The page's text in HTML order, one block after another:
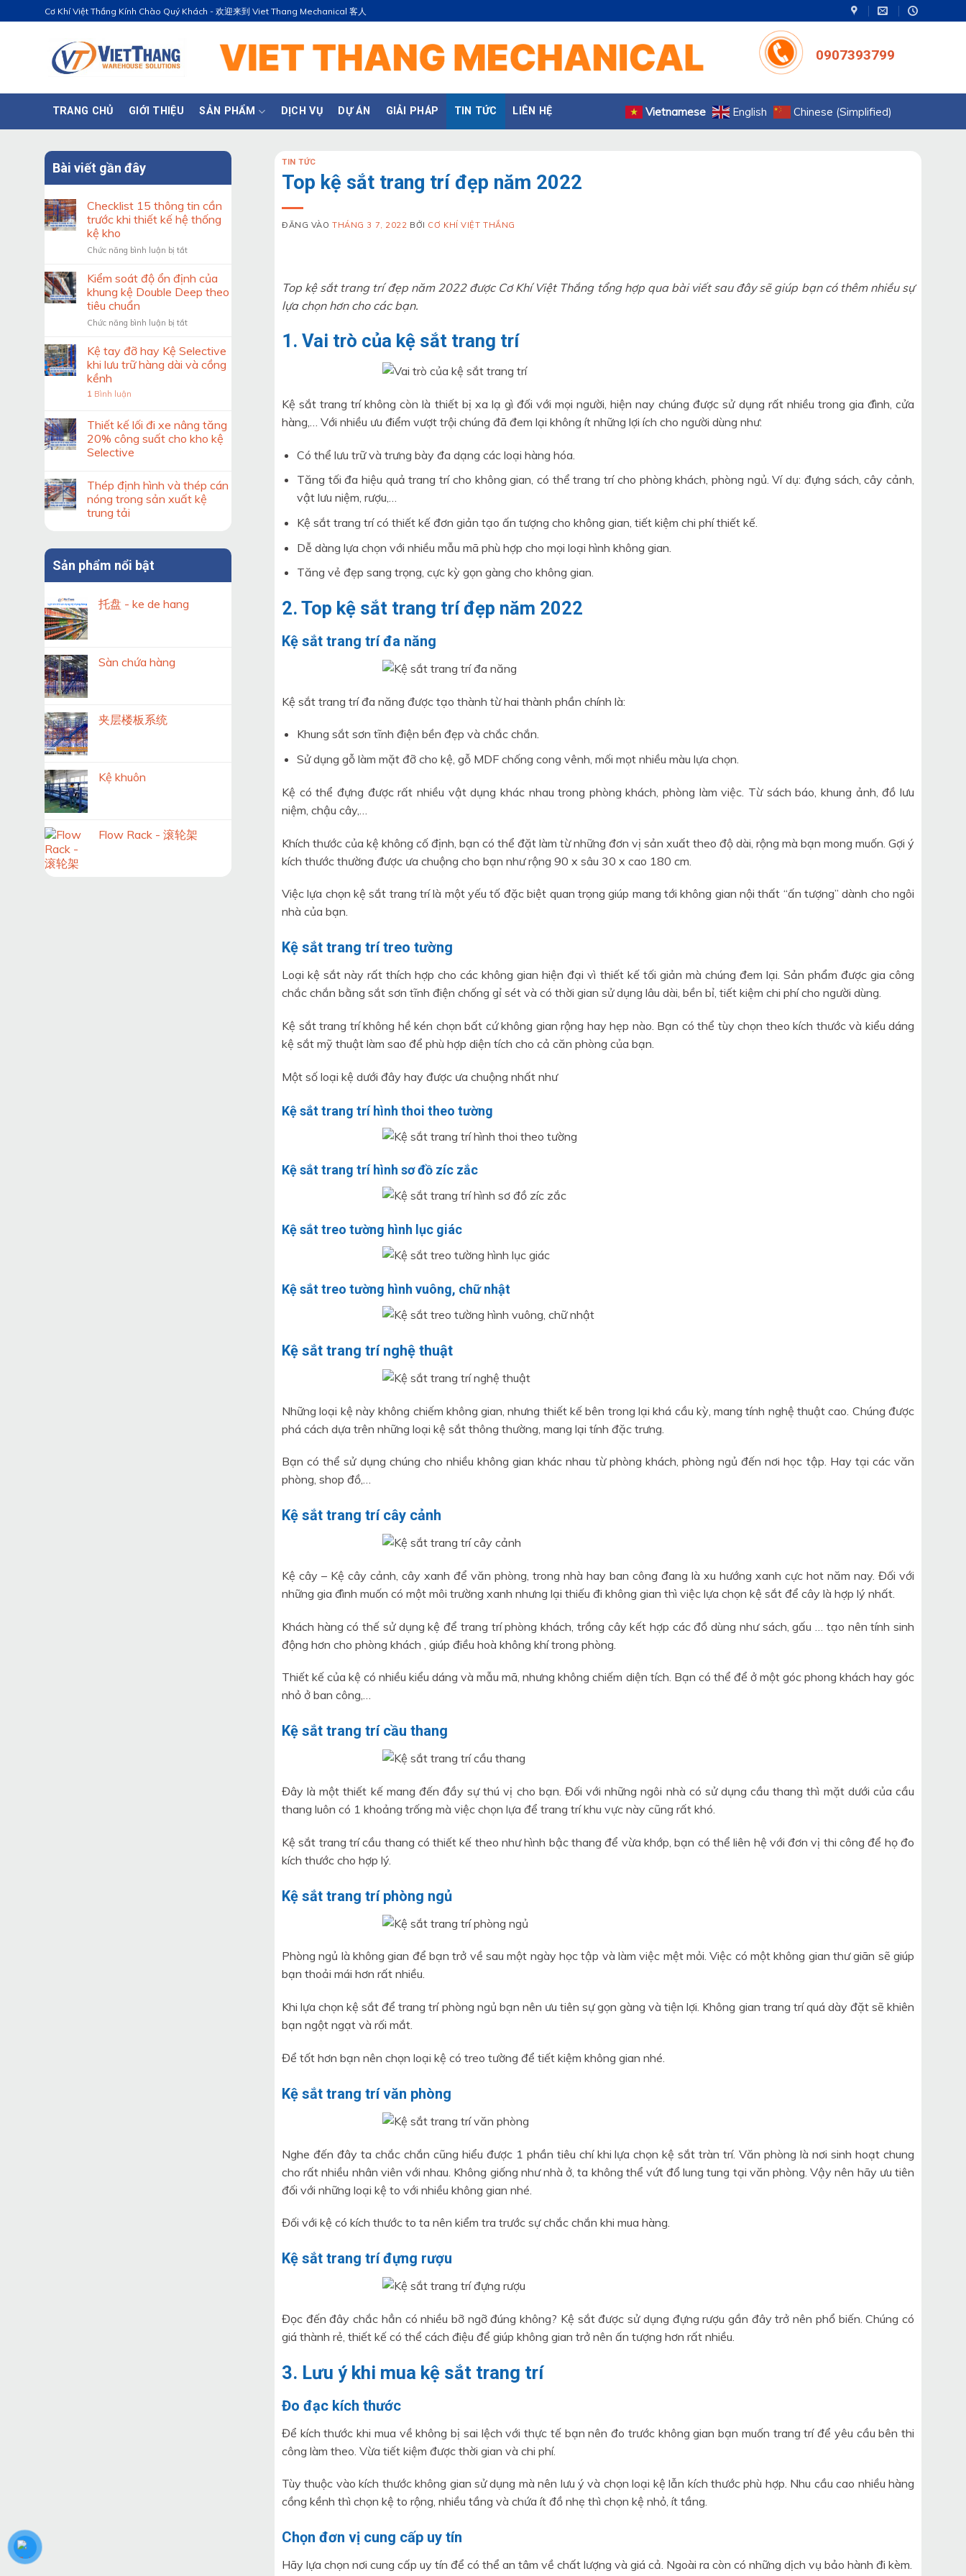
qua
Cơ Khí Việt Thắng Kính Chào Quý Khách - 欢迎来到 Viet Thang Mechanical 客人
0907393799
TRANG CHỦ GIỚI THIỆU SẢN PHẨM DỊCH VỤ DỰ ÁN GIẢI PHÁP TIN TỨC LIÊN HỆ Vietnamese English Chinese (Simplified)
Bài viết gần đây
Checklist 15 thông tin cần
trước khi thiết kế hệ thống
kệ kho
Chức năng bình luận bị tắtở
15
thông
tin
trước
thiết
kế
hệ
Kiểm soát độ ổn định của
khung kệ Double Deep theo
tiêu chuẩn
Chức năng bình luận bị tắtở
soát
độ
ổn
Double
Deep
chuẩn
Kệ tay đỡ hay Kệ Selective
khi lưu trữ hàng dài và cồng
kềnh
1 Bình luận
Thiết kế lối đi xe nâng tăng
20% công suất cho kho kệ
Selective
Thép định hình và thép cán
nóng trong sản xuất kệ
trung tải
Sản phẩm nổi bật
托盘 - ke de hang
Sàn chứa hàng
夹层楼板系统
Kệ khuôn
Flow Rack - 滚轮架
TIN TỨC
Top kệ sắt trang trí đẹp năm 2022
ĐĂNG VÀOTHÁNG 3 7, 2022 BỞI CƠ KHÍ VIỆT THẮNG
Top kệ sắt trang trí đẹp năm 2022 được Cơ Khí Việt Thắng tổng hợp qua bài viết sau đây sẽ giúp bạn có thêm nhiều sự
lựa chọn hơn cho các bạn.
1. Vai trò của kệ sắt trang trí
Kệ sắt trang trí không còn là thiết bị xa lạ gì đối với mọi người, hiện nay chúng được sử dụng rất nhiều trong gia đình, cửa
hàng,… Với nhiều ưu điểm vượt trội chúng đã đem lại không ít những lợi ích cho người dùng như:
Có thể lưu trữ và trưng bày đa dạng các loại hàng hóa.
Tăng tối đa hiệu quả trang trí cho không gian, có thể trang trí cho phòng khách, phòng ngủ. Ví dụ: đựng sách, cây cảnh,
vật lưu niệm, rượu,…
Kệ sắt trang trí có thiết kế đơn giản tạo ấn tượng cho không gian, tiết kiệm chi phí thiết kế.
Dễ dàng lựa chọn với nhiều mẫu mã phù hợp cho mọi loại hình không gian.
Tăng vẻ đẹp sang trọng, cực kỳ gọn gàng cho không gian.
2. Top kệ sắt trang trí đẹp năm 2022
Kệ sắt trang trí đa năng
Kệ sắt trang trí đa năng được tạo thành từ hai thành phần chính là:
Khung sắt sơn tĩnh điện bền đẹp và chắc chắn.
Sử dụng gỗ làm mặt đỡ cho kệ, gỗ MDF chống cong vênh, mối mọt nhiều màu lựa chọn.
Kệ có thể đựng được rất nhiều vật dụng khác nhau trong phòng khách, phòng làm việc. Từ sách báo, khung ảnh, đồ lưu
niệm, chậu cây,…
Khích thước của kệ không cố định, bạn có thể đặt làm từ những đơn vị sản xuất theo độ dài, rộng mà bạn mong muốn. Gợi ý
kích thước thường được ưa chuộng cho bạn như rộng 90 x sâu 30 x cao 180 cm.
Việc lựa chọn kệ sắt trang trí là một yếu tố đặc biệt quan trọng giúp mang tới không gian nội thất “ấn tượng” dành cho ngôi
nhà của bạn.
Kệ sắt trang trí treo tường
Loại kệ sắt này rất thích hợp cho các không gian hiện đại vì thiết kế tối giản mà chúng đem lại. Sản phẩm được gia công
chắc chắn bằng sắt sơn tĩnh điện chống gỉ sét và có thời gian sử dụng lâu dài, bền bỉ, tiết kiệm chi phí cho người dùng.
Kệ sắt trang trí không hề kén chọn bất cứ không gian rộng hay hẹp nào. Bạn có thể tùy chọn theo kích thước và kiểu dáng
kệ sắt mỹ thuật làm sao để phù hợp diện tích cho cả căn phòng của bạn.
Một số loại kệ dưới đây hay được ưa chuộng nhất như
Kệ sắt trang trí hình thoi theo tường
Kệ sắt trang trí hình sơ đồ zíc zắc
Kệ sắt treo tường hình lục giác
Kệ sắt treo tường hình vuông, chữ nhật
Kệ sắt trang trí nghệ thuật
Những loại kệ này không chiếm không gian, nhưng thiết kế bên trong lại khá cầu kỳ, mang tính nghệ thuật cao. Chúng được
phá cách dựa trên những loại kệ sắt thông thường, mang lại tính đặc trưng.
Bạn có thể sử dụng chúng cho nhiều không gian khác nhau từ phòng khách, phòng ngủ đến nơi học tập. Hay tại các văn
phòng, shop đồ,…
Kệ sắt trang trí cây cảnh
Kệ cây – Kệ cây cảnh, cây xanh để văn phòng, trong nhà hay ban công đang là xu hướng xanh cực hot năm nay. Đối với
những gia đình muốn có một môi trường xanh nhưng lại thiếu đi không gian thì việc lựa chọn kệ sắt để cây là hợp lý nhất.
Khách hàng có thế sử dụng kệ để trang trí phòng khách, trồng cây kết hợp các đồ dùng như sách, gấu … tạo nên tính sinh
động hơn cho phòng khách , giúp điều hoà không khí trong phòng.
Thiết kế của kệ có nhiều kiểu dáng và mẫu mã, nhưng không chiếm diện tích. Bạn có thể để ở một góc phong khách hay góc
nhỏ ở ban công,…
Kệ sắt trang trí cầu thang
Đây là một thiết kế mang đến đầy sự thú vị cho bạn. Đối với những ngôi nhà có sử dụng cầu thang thì mặt dưới của cầu
thang luôn có 1 khoảng trống mà việc chọn lựa để trang trí khu vực này cũng rất khó.
Kệ sắt trang trí cầu thang có thiết kế theo như hình bậc thang để vừa khớp, bạn có thể liên hệ với đơn vị thi công để họ đo
kích thước cho hợp lý.
Kệ sắt trang trí phòng ngủ
Phòng ngủ là không gian để bạn trở về sau một ngày học tập và làm việc mệt mỏi. Việc có một không gian thư giãn sẽ giúp
bạn thoải mái hơn rất nhiều.
Khi lựa chọn kệ sắt để trang trí phòng ngủ bạn nên ưu tiên sự gọn gàng và tiện lợi. Không gian trang trí quá dày đặt sẽ khiên
bạn ngột ngạt và rối mắt.
Để tốt hơn bạn nên chọn loại kệ có treo tường để tiết kiệm không gian nhé.
Kệ sắt trang trí văn phòng
Nghe đến đây ta chắc chắn cũng hiểu được 1 phần tiêu chí khi lựa chọn kệ sắt tràn trí. Văn phòng là nơi sinh hoạt chung
cho rất nhiều nhân viên với nhau. Không giống như nhà ở, ta không thể vứt đổ lung tung tại văn phòng. Vậy nên hãy ưu tiên
đối với những loại kệ to với nhiều không gian nhé.
Đối với kệ có kích thước to ta nên kiểm tra trước sự chắc chắn khi mua hàng.
Kệ sắt trang trí đựng rượu
Đọc đến đây chắc hẳn có nhiều bỡ ngỡ đúng không? Kệ sắt được sử dụng đựng rượu gần đây trở nên phổ biến. Chúng có
giá thành rẻ, thiết kế có thể cách điệu để giúp không gian trở nên ấn tượng hơn rất nhiều.
3. Lưu ý khi mua kệ sắt trang trí
Đo đạc kích thước
Để kích thước khi mua về không bị sai lệch với thực tế bạn nên đo trước không gian bạn muốn trang trí để yêu cầu bên thi
công làm theo. Vừa tiết kiệm được thời gian và chi phí.
Tùy thuộc vào kích thước không gian sử dụng mà nên lưu ý và chọn loại kệ lẫn kích thước phù hợp. Nhu cầu cao nhiều hàng
cồng kềnh thì chọn kệ to rộng, nhiều tầng và chứa ít đồ nhẹ thì chọn kệ nhỏ, ít tầng.
Chọn đơn vị cung cấp uy tín
Hãy lựa chọn nơi cung cấp uy tín để có thể an tâm về chất lượng và giá cả. Ngoài ra còn có những dịch vụ bảo hành đi kèm.